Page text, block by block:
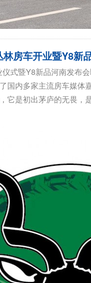
房车开业暨Y8新
式暨Y8新品河南发布
国内多家主流房车媒
它是初出茅庐的无畏，